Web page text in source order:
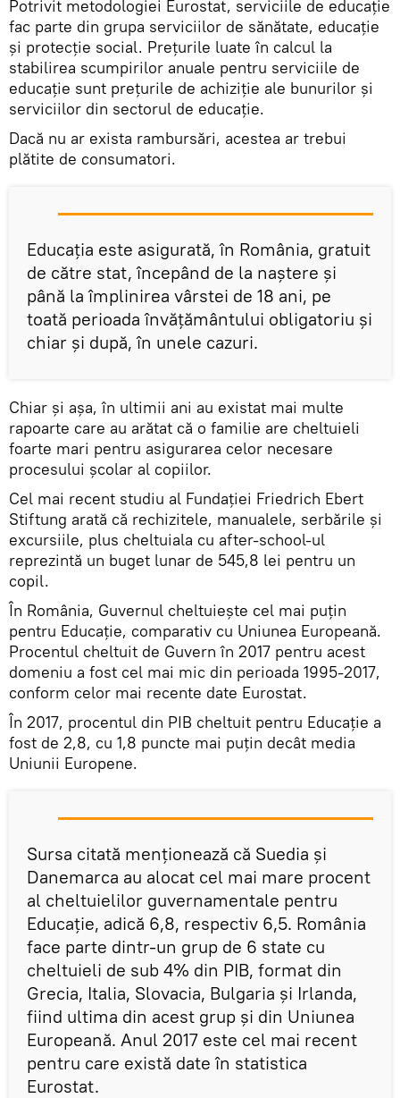
Potrivit metodologiei Eurostat, serviciile de educație
fac parte din grupa serviciilor de sănătate, educație
și protecție social. Prețurile luate în calcul la
stabilirea scumpirilor anuale pentru serviciile de
educație sunt prețurile de achiziție ale bunurilor și
serviciilor din sectorul de educație.
Dacă nu ar exista rambursări, acestea ar trebui
plătite de consumatori.
Educația este asigurată, în România, gratuit
de către stat, începând de la naștere și
până la împlinirea vârstei de 18 ani, pe
toată perioada învățământului obligatoriu și
chiar și după, în unele cazuri.
Chiar și așa, în ultimii ani au existat mai multe
rapoarte care au arătat că o familie are cheltuieli
foarte mari pentru asigurarea celor necesare
procesului școlar al copiilor.
Cel mai recent studiu al Fundației Friedrich Ebert
Stiftung arată că rechizitele, manualele, serbările și
excursiile, plus cheltuiala cu after-school-ul
reprezintă un buget lunar de 545,8 lei pentru un
copil.
În România, Guvernul cheltuiește cel mai puțin
pentru Educație, comparativ cu Uniunea Europeană.
Procentul cheltuit de Guvern în 2017 pentru acest
domeniu a fost cel mai mic din perioada 1995-2017,
conform celor mai recente date Eurostat.
În 2017, procentul din PIB cheltuit pentru Educație a
fost de 2,8, cu 1,8 puncte mai puțin decât media
Uniunii Europene.
Sursa citată menționează că Suedia și
Danemarca au alocat cel mai mare procent
al cheltuielilor guvernamentale pentru
Educație, adică 6,8, respectiv 6,5. România
face parte dintr-un grup de 6 state cu
cheltuieli de sub 4% din PIB, format din
Grecia, Italia, Slovacia, Bulgaria și Irlanda,
fiind ultima din acest grup și din Uniunea
Europeană. Anul 2017 este cel mai recent
pentru care există date în statistica
Eurostat.